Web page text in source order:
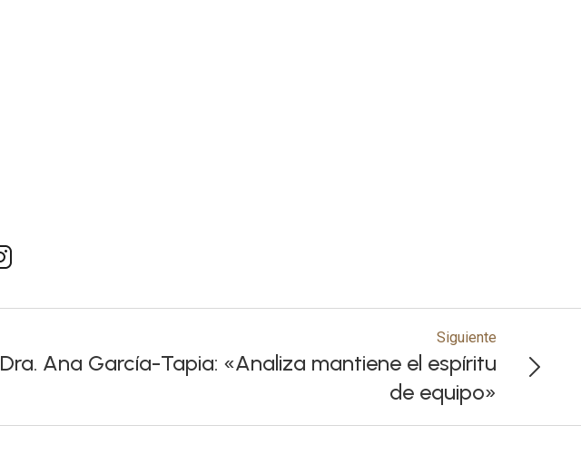
Siguiente
Dra. Ana García-Tapia: «Analiza mantiene el espíritu
de equipo»